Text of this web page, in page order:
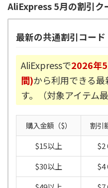
AliExpress 5月の割引ク
最新の共通割引コード
AliExpressで2026年
間)から利用できる最
す。（対象アイテム
購入金額（$） 割引
$15以上
$2
$30以上
$4